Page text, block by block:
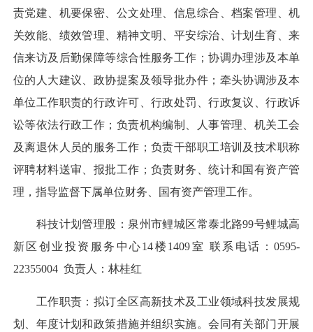
责党建、机要保密、公文处理、信息综合、档案管理、机
关效能、绩效管理、精神文明、平安综治、计划生育、来
信来访及后勤保障等综合性服务工作；协调办理涉及本单
位的人大建议、政协提案及领导批办件；牵头协调涉及本
单位工作职责的行政许可、行政处罚、行政复议、行政诉
讼等依法行政工作；负责机构编制、人事管理、机关工会
及离退休人员的服务工作；负责干部职工培训及技术职称
评聘材料送审、报批工作；负责财务、统计和国有资产管
理，指导监督下属单位财务、国有资产管理工作。
科技计划管理股：泉州市鲤城区常泰北路99号鲤城高
新区创业投资服务中心14楼1409室 联系电话：0595-
22355004 负责人：林桂红
工作职责：拟订全区高新技术及工业领域科技发展规
划、年度计划和政策措施并组织实施。会同有关部门开展